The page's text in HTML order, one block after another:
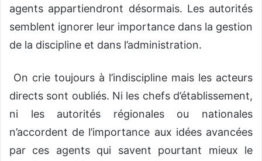
agents appartiendront désormais. Les autorités
semblent ignorer leur importance dans la gestion
de la discipline et dans l’administration.
On crie toujours à l’indiscipline mais les acteurs
directs sont oubliés. Ni les chefs d’établissement,
ni les autorités régionales ou nationales
n’accordent de l’importance aux idées avancées
par ces agents qui savent pourtant mieux le